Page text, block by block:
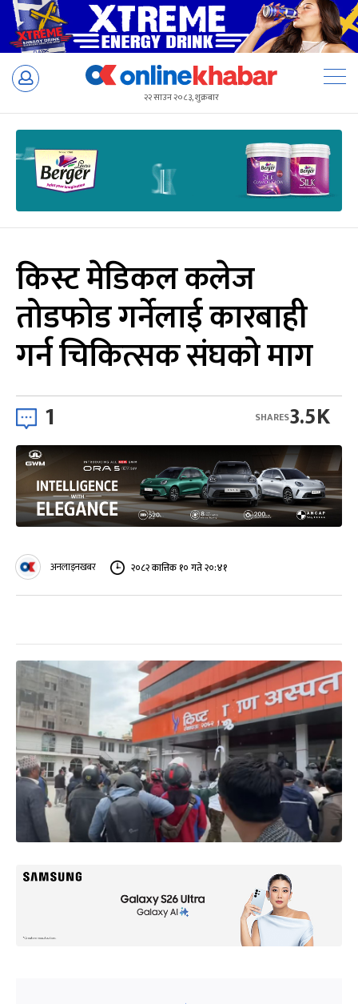
Skip
२२ साउन २०८३, शुक्रबार
किस्ट मेडिकल कलेज
तोडफोड गर्नेलाई कारबाही
गर्न चिकित्सक संघको माग
1 3.5K
SHARES
अनलाइनखबर २०८२ कात्तिक १० गते २०:४१